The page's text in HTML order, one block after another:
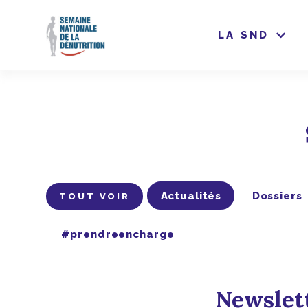
LA SND
TOUT VOIR Actualités Dossiers
#prendreencharge